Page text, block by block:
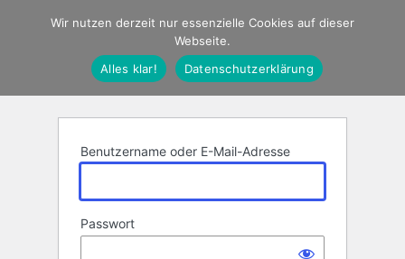
Anmelden
Benutzername oder E-Mail-Adresse
Passwort
Wir nutzen derzeit nur essenzielle Cookies auf dieser
Webseite.
Alles klar!
Datenschutzerklärung